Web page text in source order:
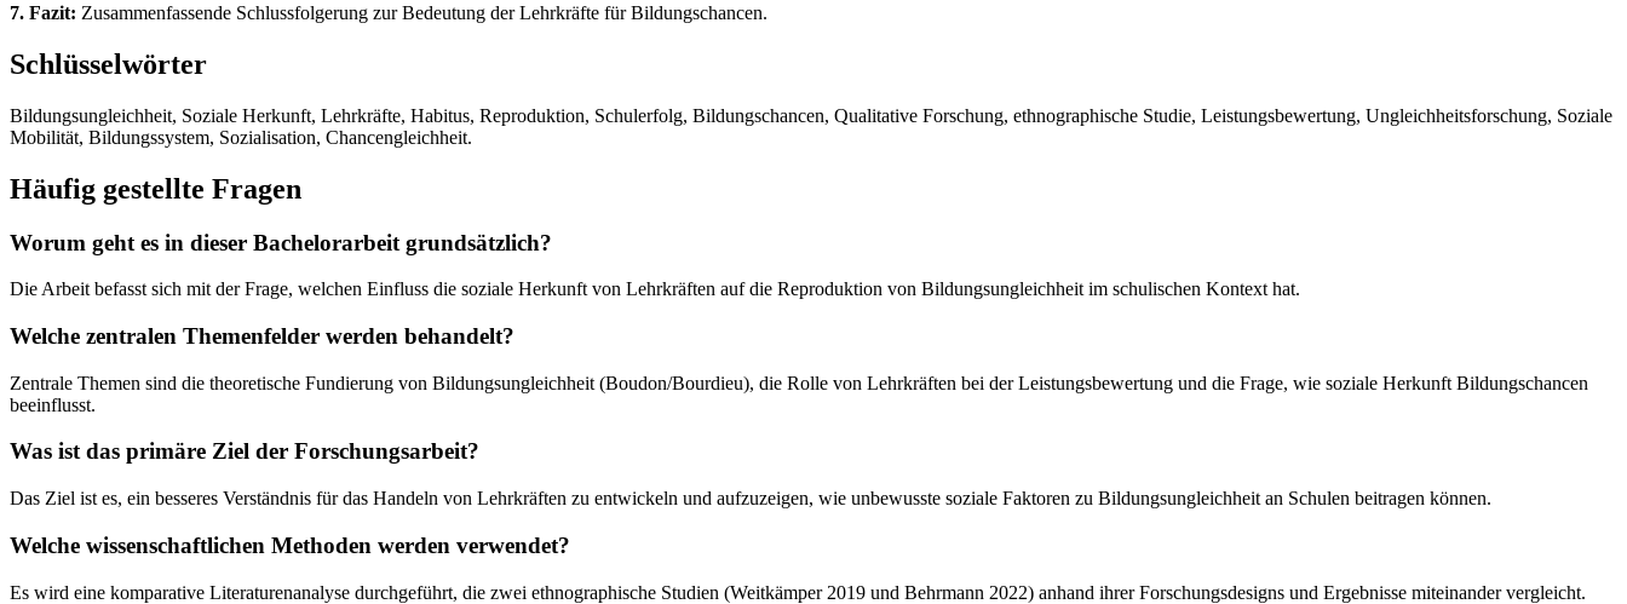
7. Fazit: Zusammenfassende Schlussfolgerung zur Bedeutung der Lehrkräfte für Bildungschancen.
Schlüsselwörter
Bildungsungleichheit, Soziale Herkunft, Lehrkräfte, Habitus, Reproduktion, Schulerfolg, Bildungschancen, Qualitative Forschung, ethnographische Studie, Leistungsbewertung, Ungleichheitsforschung, Soziale
Mobilität, Bildungssystem, Sozialisation, Chancengleichheit.
Häufig gestellte Fragen
Worum geht es in dieser Bachelorarbeit grundsätzlich?
Die Arbeit befasst sich mit der Frage, welchen Einfluss die soziale Herkunft von Lehrkräften auf die Reproduktion von Bildungsungleichheit im schulischen Kontext hat.
Welche zentralen Themenfelder werden behandelt?
Zentrale Themen sind die theoretische Fundierung von Bildungsungleichheit (Boudon/Bourdieu), die Rolle von Lehrkräften bei der Leistungsbewertung und die Frage, wie soziale Herkunft Bildungschancen
beeinflusst.
Was ist das primäre Ziel der Forschungsarbeit?
Das Ziel ist es, ein besseres Verständnis für das Handeln von Lehrkräften zu entwickeln und aufzuzeigen, wie unbewusste soziale Faktoren zu Bildungsungleichheit an Schulen beitragen können.
Welche wissenschaftlichen Methoden werden verwendet?
Es wird eine komparative Literaturenanalyse durchgeführt, die zwei ethnographische Studien (Weitkämper 2019 und Behrmann 2022) anhand ihrer Forschungsdesigns und Ergebnisse miteinander vergleicht.